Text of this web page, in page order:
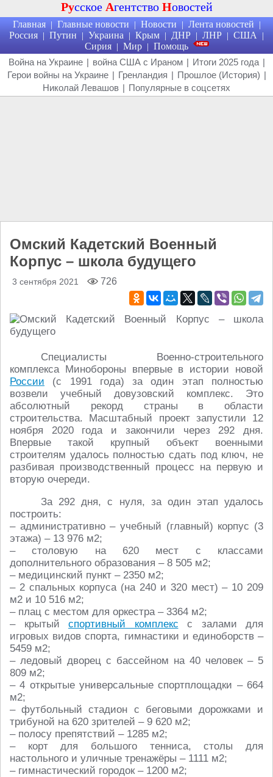
Русское Агентство Новостей
Главная | Главные новости | Новости | Лента новостей |
Россия | Путин | Украина | Крым | ДНР | ЛНР | США |
Сирия | Мир | Помощь
Война на Украине | война США с Ираном | Итоги 2025 года |
Герои войны на Украине | Гренландия | Прошлое (История) |
Николай Левашов | Популярные в соцсетях
Омский Кадетский Военный
Корпус – школа будущего
3 сентября 2021 726
Специалисты Военно-строительного
комплекса Минобороны впервые в истории новой
России (с 1991 года) за один этап полностью
возвели учебный довузовский комплекс. Это
абсолютный рекорд страны в области
строительства. Масштабный проект запустили 12
ноября 2020 года и закончили через 292 дня.
Впервые такой крупный объект военными
строителям удалось полностью сдать под ключ, не
разбивая производственный процесс на первую и
вторую очереди.
​За 292 дня, с нуля, за один этап удалось
построить:
– административно – учебный (главный) корпус (3
этажа) – 13 976 м2;
– столовую на 620 мест с классами
дополнительного образования – 8 505 м2;
– медицинский пункт – 2350 м2;
– 2 спальных корпуса (на 240 и 320 мест) – 10 209
м2 и 10 516 м2;
– плац с местом для оркестра – 3364 м2;
– крытый спортивный комплекс с залами для
игровых видов спорта, гимнастики и единоборств –
5459 м2;
– ледовый дворец с бассейном на 40 человек – 5
809 м2;
– 4 открытые универсальные спортплощадки – 664
м2;
– футбольный стадион с беговыми дорожками и
трибуной на 620 зрителей – 9 620 м2;
– полосу препятствий – 1285 м2;
– корт для большого тенниса, столы для
настольного и уличные тренажёры – 1111 м2;
– гимнастический городок – 1200 м2;